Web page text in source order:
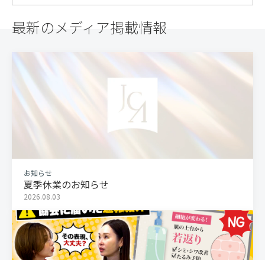
最新のメディア掲載情報
お知らせ
夏季休業のお知らせ
2026.08.03